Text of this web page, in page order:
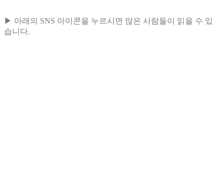
▶ 아래의 SNS 아이콘을 누르시면 많은 사람들이 읽을 수 있
습니다.